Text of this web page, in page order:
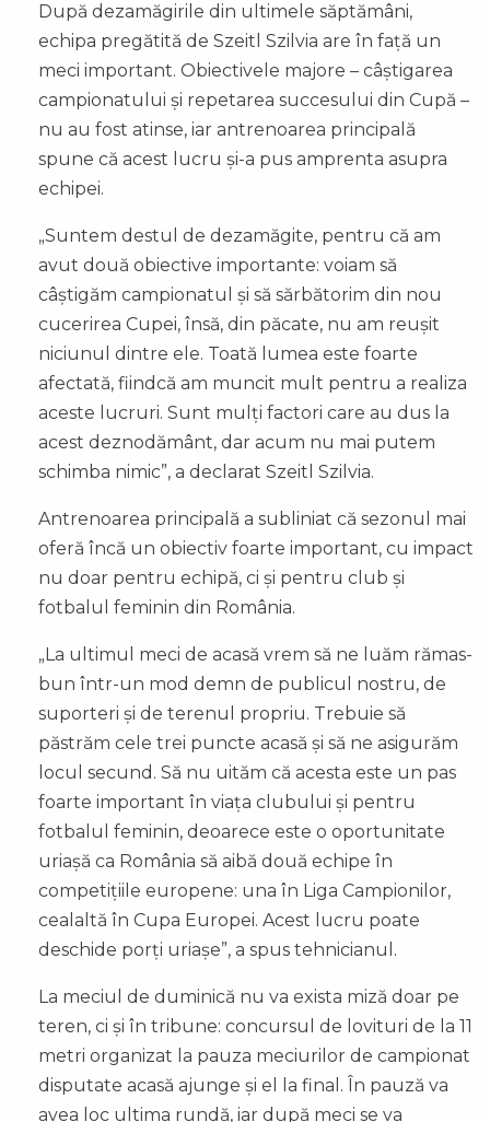
După dezamăgirile din ultimele săptămâni,
echipa pregătită de Szeitl Szilvia are în față un
meci important. Obiectivele majore – câștigarea
campionatului și repetarea succesului din Cupă –
nu au fost atinse, iar antrenoarea principală
spune că acest lucru și-a pus amprenta asupra
echipei.
„Suntem destul de dezamăgite, pentru că am
avut două obiective importante: voiam să
câștigăm campionatul și să sărbătorim din nou
cucerirea Cupei, însă, din păcate, nu am reușit
niciunul dintre ele. Toată lumea este foarte
afectată, fiindcă am muncit mult pentru a realiza
aceste lucruri. Sunt mulți factori care au dus la
acest deznodământ, dar acum nu mai putem
schimba nimic”, a declarat Szeitl Szilvia.
Antrenoarea principală a subliniat că sezonul mai
oferă încă un obiectiv foarte important, cu impact
nu doar pentru echipă, ci și pentru club și
fotbalul feminin din România.
„La ultimul meci de acasă vrem să ne luăm rămas-
bun într-un mod demn de publicul nostru, de
suporteri și de terenul propriu. Trebuie să
păstrăm cele trei puncte acasă și să ne asigurăm
locul secund. Să nu uităm că acesta este un pas
foarte important în viața clubului și pentru
fotbalul feminin, deoarece este o oportunitate
uriașă ca România să aibă două echipe în
competițiile europene: una în Liga Campionilor,
cealaltă în Cupa Europei. Acest lucru poate
deschide porți uriașe”, a spus tehnicianul.
La meciul de duminică nu va exista miză doar pe
teren, ci și în tribune: concursul de lovituri de la 11
metri organizat la pauza meciurilor de campionat
disputate acasă ajunge și el la final. În pauză va
avea loc ultima rundă, iar după meci se va